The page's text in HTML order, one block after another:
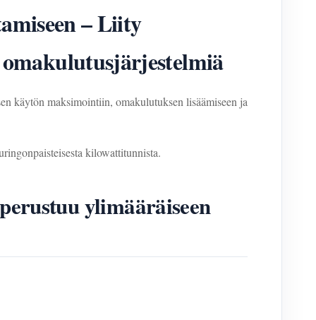
– Liity
käytön maksimointiin, omakulutuksen lisäämiseen ja
kilowattitunnista.
ylimääräiseen